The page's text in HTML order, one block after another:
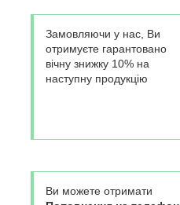
Замовляючи у нас, Ви
отримуєте гарантовано
вічну знижку 10% на
наступну продукцію
Ви можете отримати